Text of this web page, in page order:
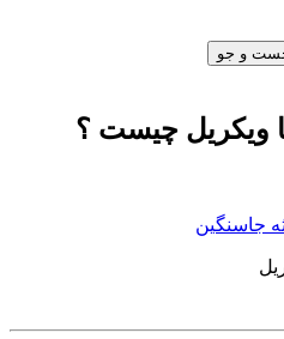
و جو
ویکریل چیست ؟
جاسنگین